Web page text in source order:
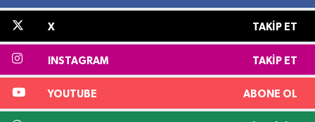
X TAKIP ET
INSTAGRAM TAKIP ET
YOUTUBE ABONE OL